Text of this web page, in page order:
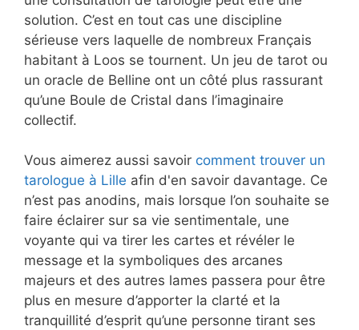
solution. C’est en tout cas une discipline
sérieuse vers laquelle de nombreux Français
habitant à Loos se tournent. Un jeu de tarot ou
un oracle de Belline ont un côté plus rassurant
qu’une Boule de Cristal dans l’imaginaire
collectif.
Vous aimerez aussi savoir comment trouver un
tarologue à Lille afin d'en savoir davantage. Ce
n’est pas anodins, mais lorsque l’on souhaite se
faire éclairer sur sa vie sentimentale, une
voyante qui va tirer les cartes et révéler le
message et la symboliques des arcanes
majeurs et des autres lames passera pour être
plus en mesure d’apporter la clarté et la
tranquillité d’esprit qu’une personne tirant ses